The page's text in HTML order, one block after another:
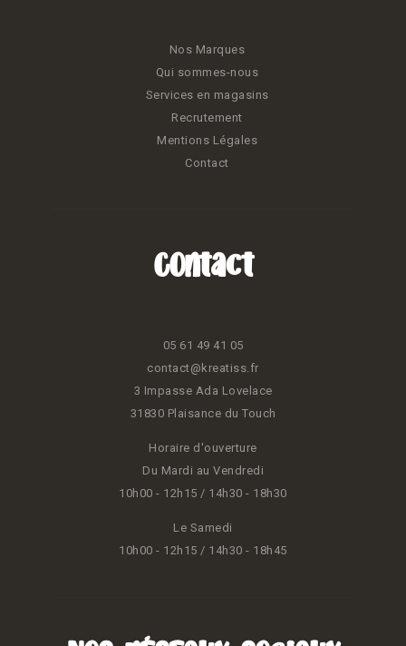
Nos Marques
Qui sommes-nous
Services en magasins
Recrutement
Mentions Légales
Contact
Contact
05 61 49 41 05
contact@kreatiss.fr
3 Impasse Ada Lovelace
31830 Plaisance du Touch
Horaire d'ouverture
Du Mardi au Vendredi
10h00 - 12h15 / 14h30 - 18h30
Le Samedi
10h00 - 12h15 / 14h30 - 18h45